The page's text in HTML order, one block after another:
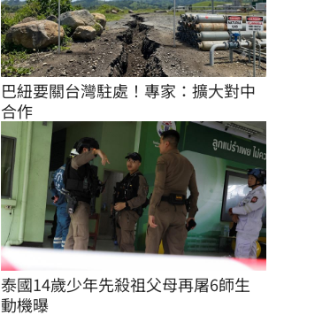
巴紐要關台灣駐處！專家：擴大對中
合作
泰國14歲少年先殺祖父母再屠6師生
動機曝